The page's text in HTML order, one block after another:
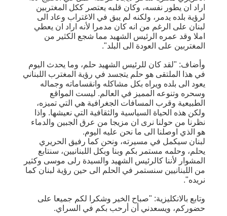
اراد ان يطور نفسه، وكان قلبه يعتصر ككل المغتربين
لرؤية بلده يدمر، ولكنه لم يبق في الاغتراب وعاد الى
لبنان على الرغم من انه كان مدمرا لأنه اراد ان يعطي
املا وقد عمره الرئيس الشهيد مما شجع الكثير من
المغتربين على العودة الى البلد".
وأضاف: "لقد كان للرئيس الشهيد حلم، وما يحدث اليوم
في هذا الملتقى هو حلم يتجسد في رؤية المغترب اللبناني
يعود الى بلده ويراه بكل مشاكله وانقساماته وجماله
وسحره وتنوعه المميز في العالم. ليست المواقع
الطبيعية وقرب المسافات الجغرافية هي التي تميزه،
ولكن هذه الحياة السياسية والثقافية التي نعيشها. واذا
نظرنا من حولنا نرى ان مزيجا من عرق الجبين والدماء
هو الذي اوصلنا الى ما نحن عليه اليوم.
لبنان سيكمل في مسيرته، ونحن كما رفيق الحريري
يحلم، وحلمه مستمر بكم وبنا وبكل اللبنانيين، سنتابع
المشوار لأننا كالرئيس الشهيد والسيدة رلى موسى وكثير
من اللبنانيين سنستمر في الحلم الى حين رؤية لبنان كما
نريده".
وتابع بالانكليزية: "صباح الخير وشكرا لكم جميعا على
حضوركم، ويسعدني أن أرحب بكم في السراي.